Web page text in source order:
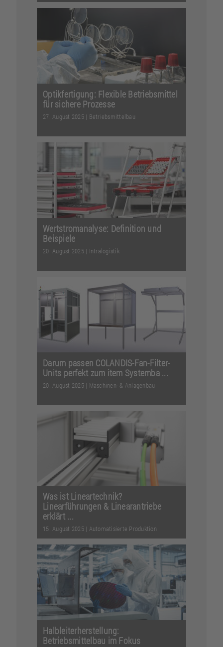
Die klassische Maschinenampel war
gestern. Unsere neuen
Signalisierungslösungen sorgen für...
Weiterlesen
Optikfertigung: Flexible Betriebsmittel
für sichere Prozesse
27. August 2025 | Betriebsmittelbau
Optische Komponenten entstehen
unter anspruchsvollen Bedingungen.
Präzise Betriebsmittel u...Weiterlesen
Wertstromanalyse: Definition und
Beispiele
20. August 2025 | Intralogistik
Wie tragen bestimmte Prozesse zur
Wertschöpfung und Erfüllung der
Kundenanforderungen bei?...
Weiterlesen
Darum passen COLANDIS-Fan-Filter-
Units perfekt zum item Systemba ...
20. August 2025 | Maschinen- & Anlagenbau
„Der item Systembaukasten hat sich
wie kein anderes Profilsystem im Laufe
der letzten 30 J...Weiterlesen
Was ist Lineartechnik?
Linearführungen & Linearantriebe
erklärt ...
15. August 2025 | Automatisierte Produktion
Willkommen in der Welt der
Lineartechnik: Lernen Sie das
Grundprinzip und die wichtigsten ...
Weiterlesen
Halbleiterherstellung:
Betriebsmittelbau im Fokus